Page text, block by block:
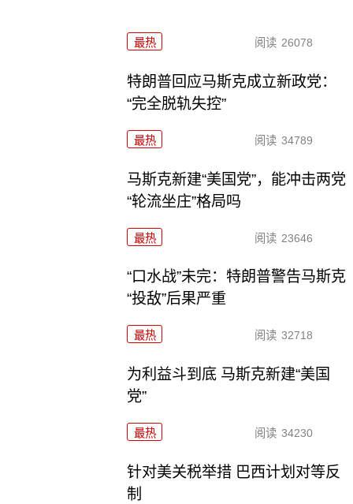
最热 阅读 26078
特朗普回应马斯克成立新政党：
“完全脱轨失控”
最热 阅读 34789
马斯克新建“美国党”，能冲击两党
“轮流坐庄”格局吗
最热 阅读 23646
“口水战”未完：特朗普警告马斯克
“投敌”后果严重
最热 阅读 32718
为利益斗到底 马斯克新建“美国
党”
最热 阅读 34230
针对美关税举措 巴西计划对等反
制